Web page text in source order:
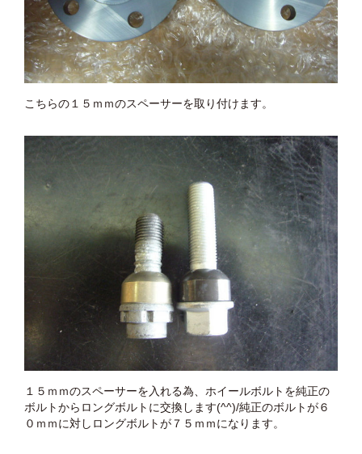
こちらの１５ｍｍのスペーサーを取り付けます。
１５ｍｍのスペーサーを入れる為、ホイールボルトを純正の
ボルトからロングボルトに交換します(^^)/純正のボルトが６
０ｍｍに対しロングボルトが７５ｍｍになります。